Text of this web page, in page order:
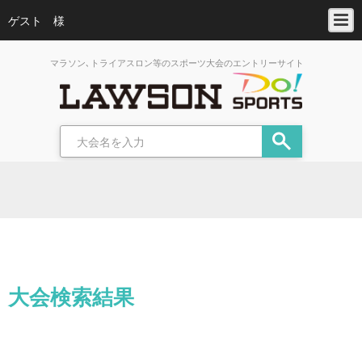
ゲスト 様
マラソン､トライアスロン等のスポーツ大会のエントリーサイト
大会検索結果